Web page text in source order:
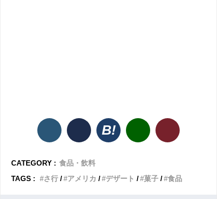
CATEGORY : 食品・飲料
TAGS :
さ行 アメリカ デザート 菓子 食品